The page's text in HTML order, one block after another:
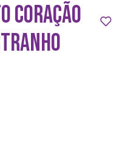
CORAÇÃO